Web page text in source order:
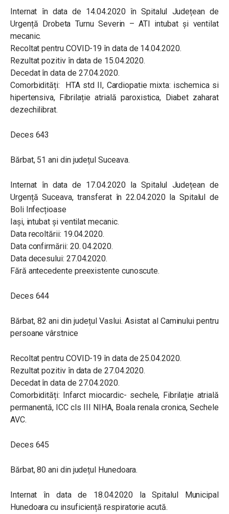
Internat în data de 14.04.2020 în Spitalul Județean de
Urgență Drobeta Turnu Severin – ATI intubat și ventilat
mecanic.
Recoltat pentru COVID-19 în data de 14.04.2020.
Rezultat pozitiv în data de 15.04.2020.
Decedat în data de 27.04.2020.
Comorbidități: HTA std II, Cardiopatie mixta: ischemica si
hipertensiva, Fibrilație atrială paroxistica, Diabet zaharat
dezechilibrat.
Deces 643
Bărbat, 51 ani din județul Suceava.
Internat în data de 17.04.2020 la Spitalul Județean de
Urgență Suceava, transferat în 22.04.2020 la Spitalul de
Boli Infecțioase
Iași, intubat și ventilat mecanic.
Data recoltării: 19.04.2020.
Data confirmării: 20. 04.2020.
Data decesului: 27.04.2020.
Fără antecedente preexistente cunoscute.
Deces 644
Bărbat, 82 ani din județul Vaslui. Asistat al Caminului pentru
persoane vârstnice
Recoltat pentru COVID-19 în data de 25.04.2020.
Rezultat pozitiv în data de 27.04.2020.
Decedat în data de 27.04.2020.
Comorbidități: Infarct miocardic- sechele, Fibrilație atrială
permanentă, ICC cls III NIHA, Boala renala cronica, Sechele
AVC.
Deces 645
Bărbat, 80 ani din județul Hunedoara.
Internat în data de 18.04.2020 la Spitalul Municipal
Hunedoara cu insuficiență respiratorie acută.